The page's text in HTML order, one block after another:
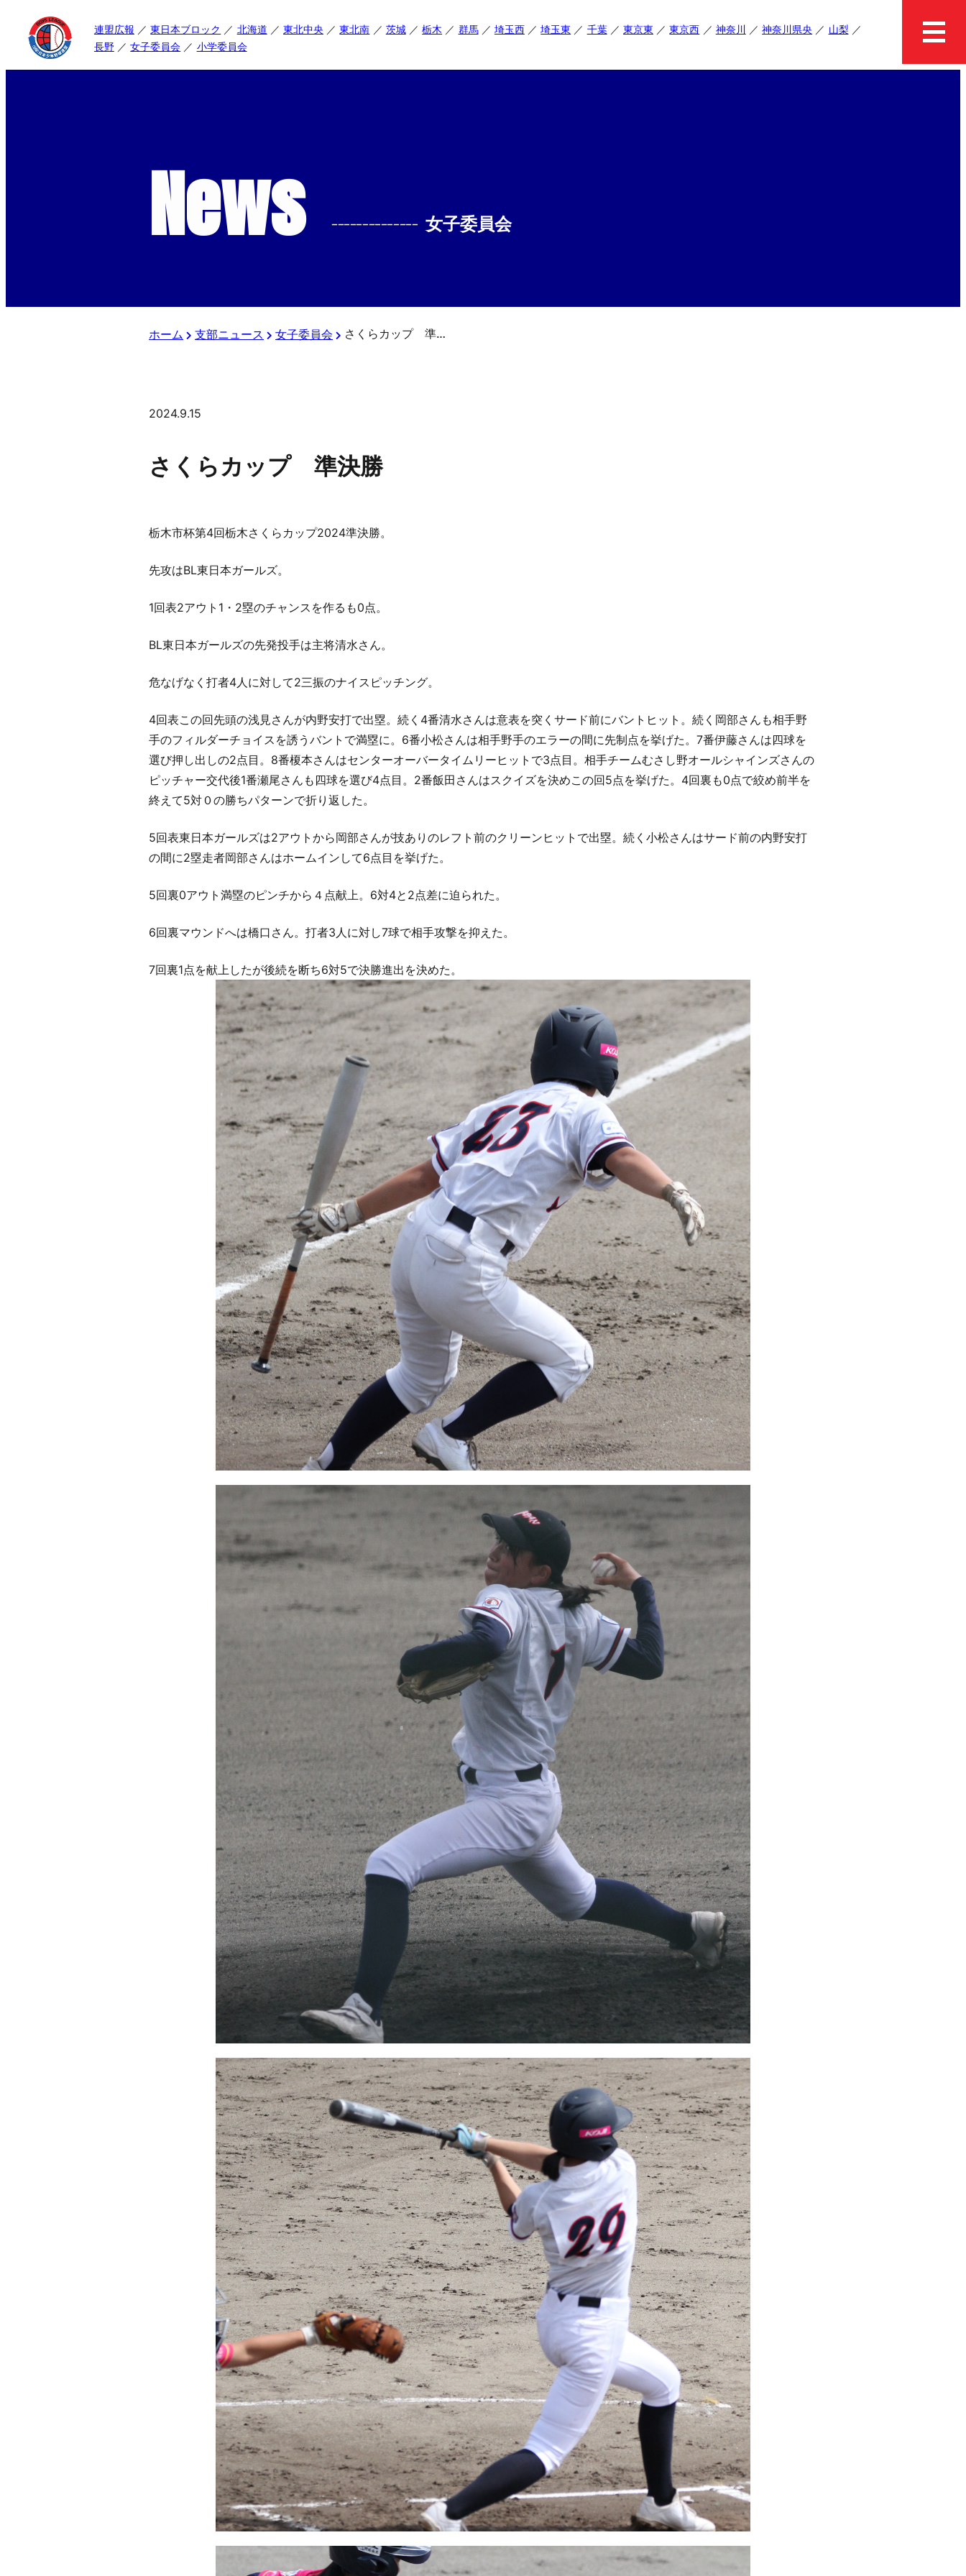
連盟広報 東日本ブロック 北海道 東北中央 東北南 茨城 栃木 群馬 埼玉西 埼玉東 千葉 東京東 東京西 神奈川 神奈川県央
山梨
長野
女子委員会 小学委員会
News -------------- 女子委員会
ホーム 支部ニュース 女子委員会 さくらカップ 準決勝
2024.9.15
さくらカップ 準決勝
栃木市杯第4回栃木さくらカップ2024準決勝。
先攻はBL東日本ガールズ。
1回表2アウト1・2塁のチャンスを作るも0点。
BL東日本ガールズの先発投手は主将清水さん。
危なげなく打者4人に対して2三振のナイスピッチング。
4回表この回先頭の浅見さんが内野安打で出塁。続く4番清水さんは意表を突くサード前にバントヒット。続く岡部さんも相手野
手のフィルダーチョイスを誘うバントで満塁に。6番小松さんは相手野手のエラーの間に先制点を挙げた。7番伊藤さんは四球を
選び押し出しの2点目。8番榎本さんはセンターオーバータイムリーヒットで3点目。相手チームむさし野オールシャインズさんの
ピッチャー交代後1番瀬尾さんも四球を選び4点目。2番飯田さんはスクイズを決めこの回5点を挙げた。4回裏も0点で絞め前半を
終えて5対０の勝ちパターンで折り返した。
5回表東日本ガールズは2アウトから岡部さんが技ありのレフト前のクリーンヒットで出塁。続く小松さんはサード前の内野安打
の間に2塁走者岡部さんはホームインして6点目を挙げた。
5回裏0アウト満塁のピンチから４点献上。6対4と2点差に迫られた。
6回裏マウンドへは橋口さん。打者3人に対し7球で相手攻撃を抑えた。
7回裏1点を献上したが後続を断ち6対5で決勝進出を決めた。